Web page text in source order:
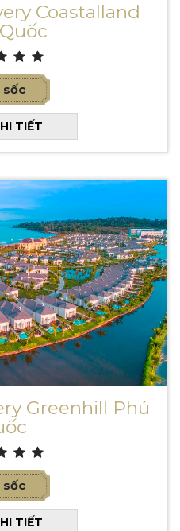
Coastalland
sốc
TIẾT
Greenhill Phú
sốc
TIẾT